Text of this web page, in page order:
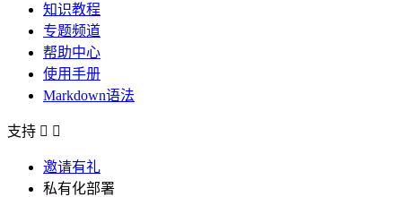
知识教程
专题频道
帮助中心
使用手册
Markdown语法
支持  
邀请有礼
私有化部署